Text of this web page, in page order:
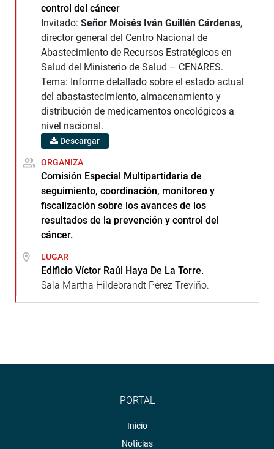
control del cáncer
Invitado: Señor Moisés Iván Guillén Cárdenas,
director general del Centro Nacional de
Abastecimiento de Recursos Estratégicos en
Salud del Ministerio de Salud – CENARES.
Tema: Informe detallado sobre el estado actual
del abastastecimiento, almacenamiento y
distribución de medicamentos oncológicos a
nivel nacional.
Descargar
ORGANIZA
Comisión Especial Multipartidaria de
seguimiento, coordinación, monitoreo y
fiscalización sobre los avances de los
resultados de la prevención y control del
cáncer.
LUGAR
Edificio Víctor Raúl Haya De La Torre.
Sala Martha Hildebrandt Pérez Treviño.
PORTAL
Inicio
Noticias